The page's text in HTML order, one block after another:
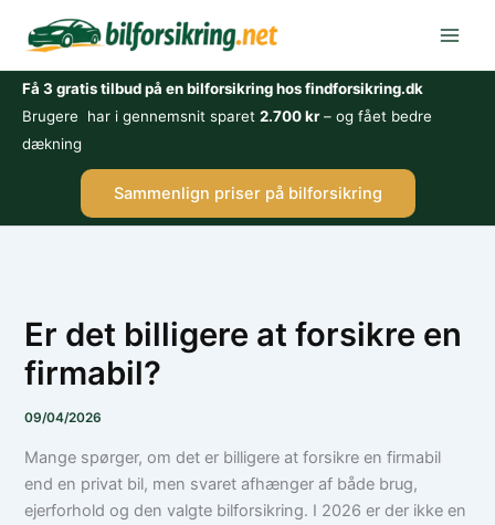
Få 3 gratis tilbud på en bilforsikring hos findforsikring.dk
Brugere har i gennemsnit sparet 2.700 kr– og fået bedre
dækning
Sammenlign priser på bilforsikring
Er det billigere at forsikre en
firmabil?
09/04/2026
Mange spørger, om det er billigere at forsikre en firmabil
end en privat bil, men svaret afhænger af både brug,
ejerforhold og den valgte bilforsikring. I 2026 er der ikke en